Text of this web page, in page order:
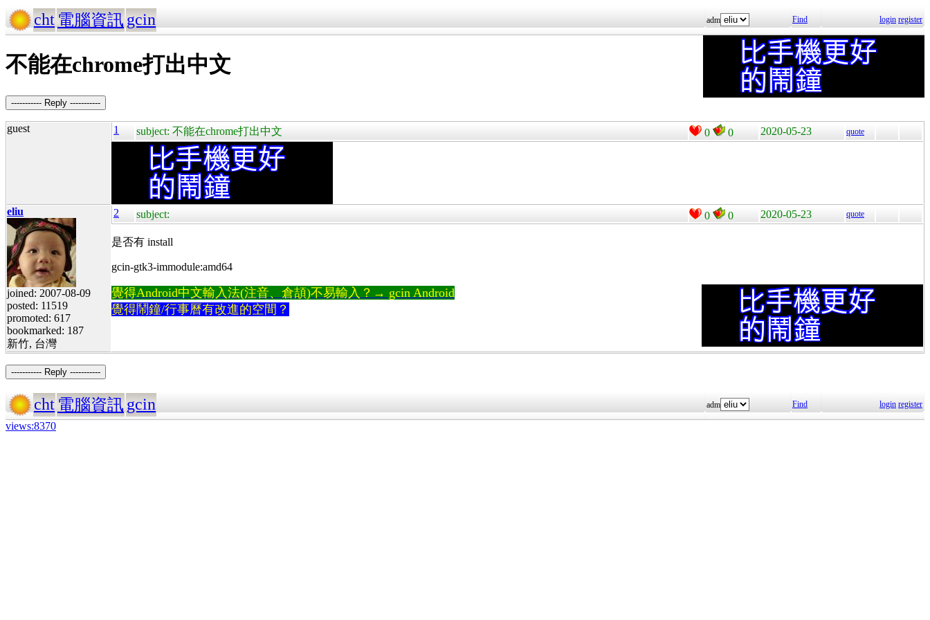
cht 電腦資訊 gcin adm Find login register
不能在chrome打出中文
----------- Reply -----------
guest 1 subject: 不能在chrome打出中文 0 0 2020-05-23 quote
eliu
joined: 2007-08-09
posted: 11519
promoted: 617
bookmarked: 187
新竹, 台灣
2 subject: 0 0 2020-05-23 quote
是否有 install
gcin-gtk3-immodule:amd64
覺得Android中文輸入法(注音、倉頡)不易輸入？→ gcin Android
覺得鬧鐘/行事曆有改進的空間？
----------- Reply -----------
cht 電腦資訊 gcin adm Find login register
views:8370